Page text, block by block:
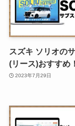
スズキ ソリオの
(リース)おすすめ
2023年7月29日